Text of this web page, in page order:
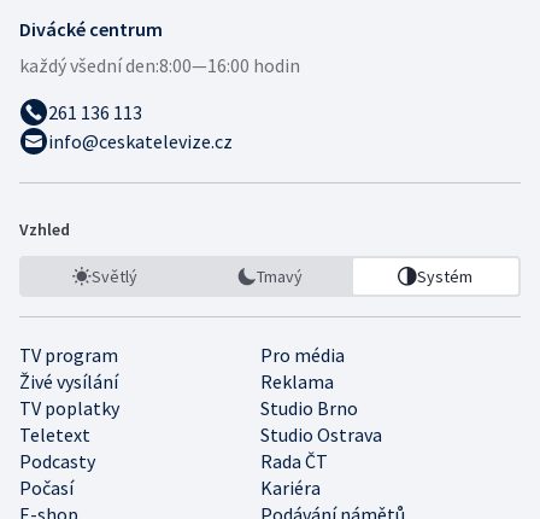
Divácké centrum
každý všední den:8:00—16:00 hodin
261 136 113
info@ceskatelevize.cz
Vzhled
Světlý Tmavý Systém
TV program
Pro média
Živé vysílání
Reklama
TV poplatky
Studio Brno
Teletext
Studio Ostrava
Podcasty
Rada ČT
Počasí
Kariéra
E-shop
Podávání námětů